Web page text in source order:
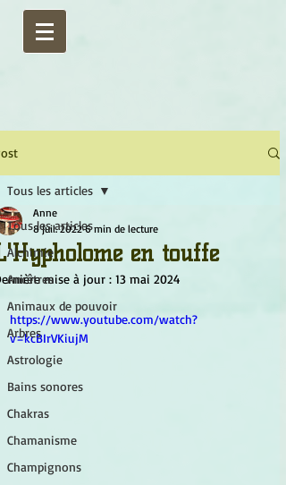
Tous les articles
Alchimie
Ancêtres
Animaux de pouvoir
Arbres
Astrologie
Bains sonores
Chakras
Chamanisme
Champignons
Tous les articles
en touffe
Anne
8 juil. 2022 6 min de lecture
mise à jour : 13 mai 2024
https://www.youtube.com/watch?
v=kcBIrVKiujM